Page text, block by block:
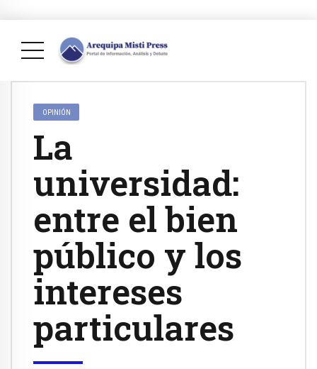
OPINIÓN
La
universidad:
entre el bien
público y los
intereses
particulares